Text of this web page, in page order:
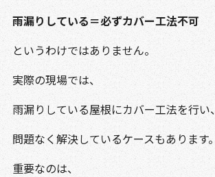
雨漏りしている＝必ずカバー工法不可
というわけではありません。
実際の現場では、
雨漏りしている屋根にカバー工法を行い、
問題なく解決しているケースもあります。
重要なのは、